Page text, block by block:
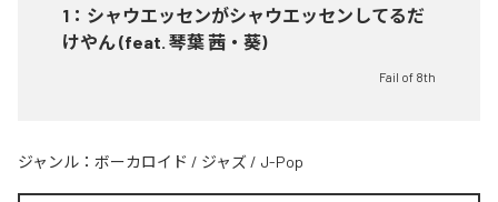
1 ： シャウエッセンがシャウエッセンしてるだ
けやん (feat. 琴葉 茜・葵)
Fail of 8th
ジャンル： ボーカロイド / ジャズ / J-Pop